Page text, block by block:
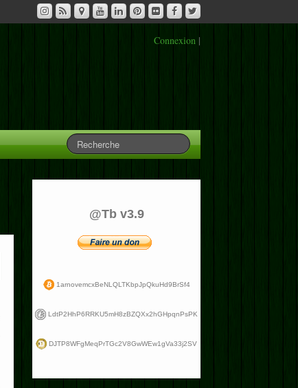
Connexion|
@Tb v3.9
1arnovemcxBeNLQLTKbpJpQkuHd9BrSf4
LdtP2HhP6RRKU5mH8zBZQXx2hGHpqnPsPK
DJTP8WFgMeqPrTGc2V8GwWEw1gVa33j2SV